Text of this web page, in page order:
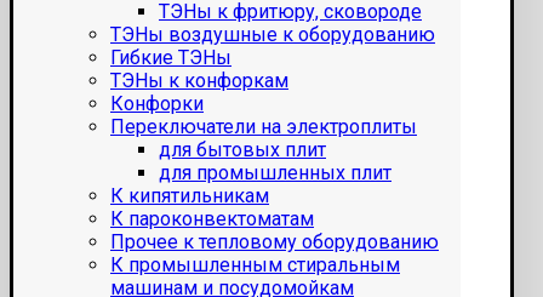
ТЭНы к фритюру, сковороде
ТЭНы воздушные к оборудованию
Гибкие ТЭНы
ТЭНы к конфоркам
Конфорки
Переключатели на электроплиты
для бытовых плит
для промышленных плит
К кипятильникам
К пароконвектоматам
Прочее к тепловому оборудованию
К промышленным стиральным
машинам и посудомойкам